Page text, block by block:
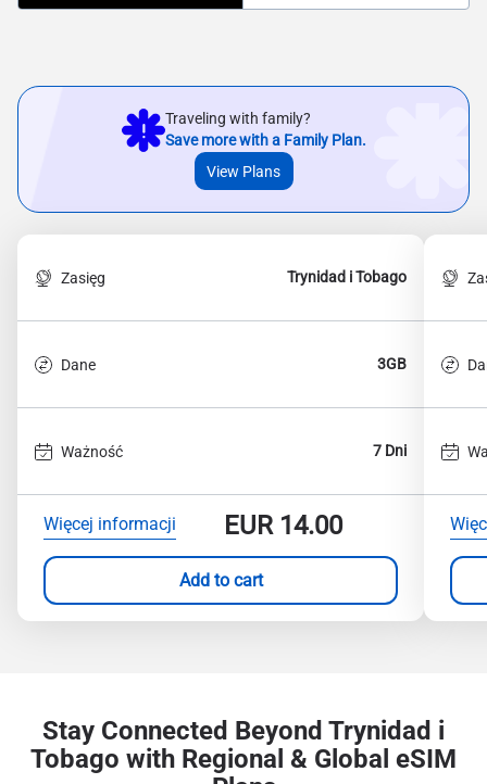
Traveling with family?
Save more with a Family Plan.
View Plans
Zasięg Trynidad i Tobago
Dane 3GB
Ważność 7 Dni
Więcej informacji EUR14.00
Add to cart
Stay Connected Beyond Trynidad i
Tobago with Regional & Global eSIM